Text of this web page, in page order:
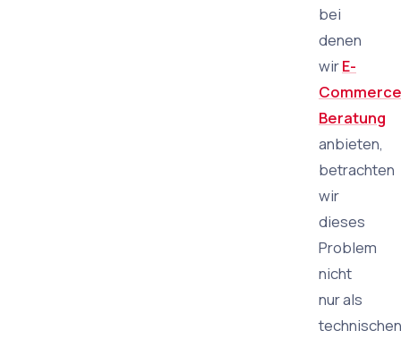
bei
denen
wirE-
Beratung
anbieten,
betrachten
wir
dieses
Problem
nicht
nur als
technischen